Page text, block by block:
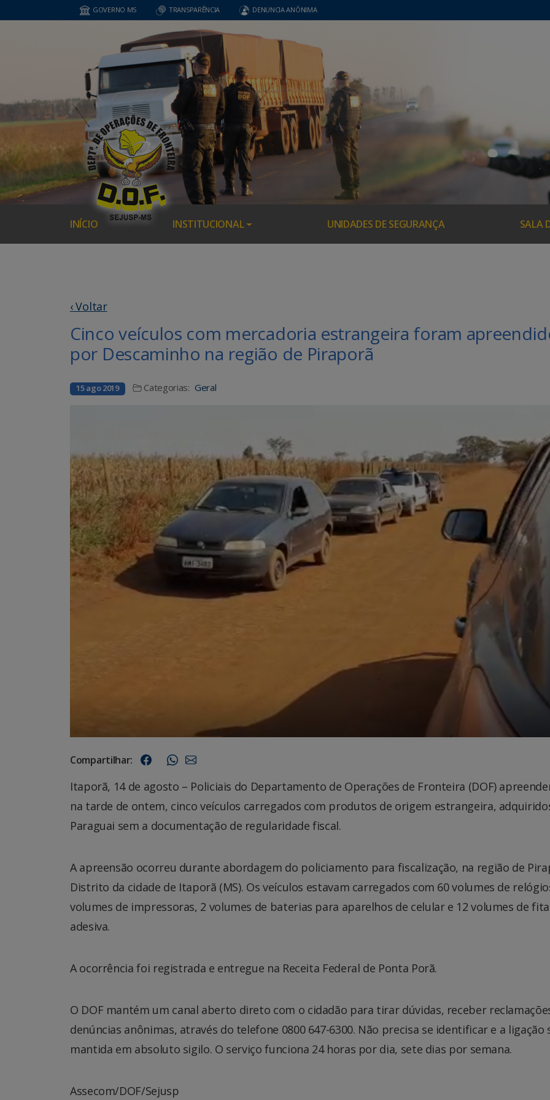
GOVERNO MS TRANSPARÊNCIA DENUNCIA ANÔNIMA
INÍCIO INSTITUCIONAL UNIDADES DE SEGURANÇA SALA
‹ Voltar
Cinco veículos com mercadoria estrangeira foram
por Descaminho na região de Piraporã
15 ago 2019 Categorias: Geral
Compartilhar:
Itaporã, 14 de agosto – Policiais do Departamento de Operações de Fronteira (DOF)
na tarde de ontem, cinco veículos carregados com produtos de origem estrangeira,
Paraguai sem a documentação de regularidade fiscal.
A apreensão ocorreu durante abordagem do policiamento para fiscalização, na região de
Distrito da cidade de Itaporã (MS). Os veículos estavam carregados com 60 volumes de
volumes de impressoras, 2 volumes de baterias para aparelhos de celular e 12 volumes de fita
adesiva.
A ocorrência foi registrada e entregue na Receita Federal de Ponta Porã.
O DOF mantém um canal aberto direto com o cidadão para tirar dúvidas, receber
denúncias anônimas, através do telefone 0800 647-6300. Não precisa se identificar e a ligação
mantida em absoluto sigilo. O serviço funciona 24 horas por dia, sete dias por semana.
Assecom/DOF/Sejusp